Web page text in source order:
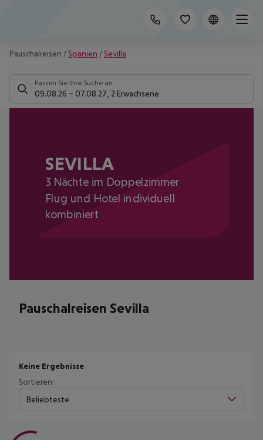
Pauschalreisen / Spanien / Sevilla
Passen Sie Ihre Suche an
09.08.26 – 07.08.27 2 Erwachsene
SEVILLA
3 Nächte im Doppelzimmer
Flug und Hotel individuell
kombiniert
Pauschalreisen Sevilla
Keine Ergebnisse
Sortieren:
Beliebteste